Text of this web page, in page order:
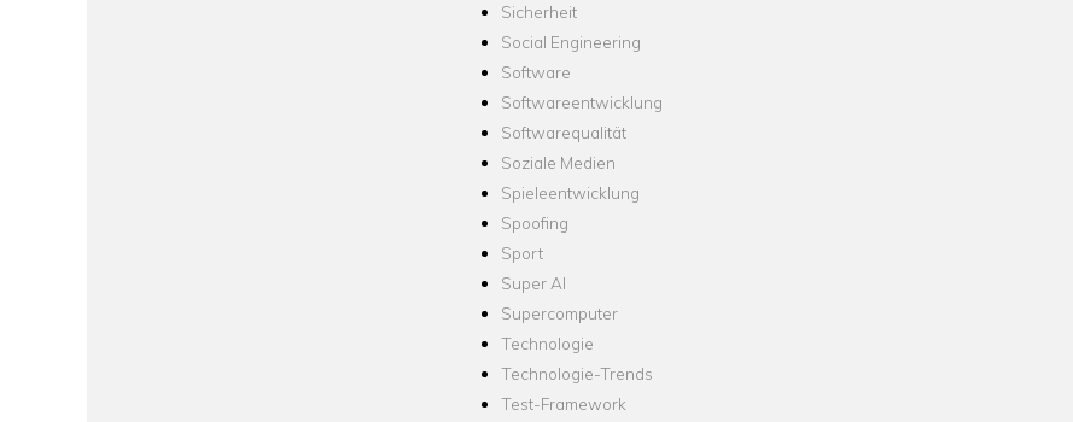
Sicherheit
Social Engineering
Software
Softwareentwicklung
Softwarequalität
Soziale Medien
Spieleentwicklung
Spoofing
Sport
Super AI
Supercomputer
Technologie
Technologie-Trends
Test-Framework